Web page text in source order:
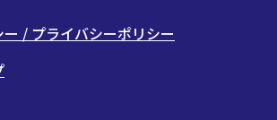
/ プライバシーポリシー